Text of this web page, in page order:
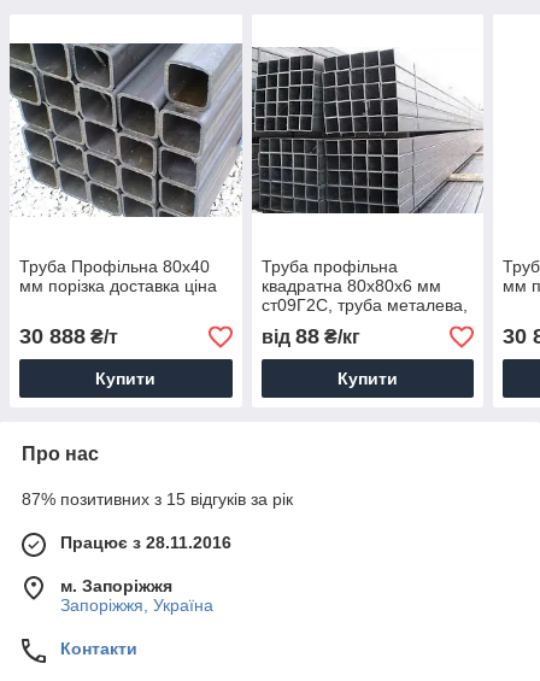
Труба Профільна 80х40
мм порізка доставка ціна
30 888 ₴/т
Купити
Труба профільна
квадратна 80х80х6 мм
ст09Г2С, труба металева,
купити, ціна, доставка
від 88₴/кг
Купити
мм
30
Про нас
87% позитивних з 15 відгуків за рік
Працює з 28.11.2016
м. Запоріжжя
Запоріжжя, Україна
Контакти